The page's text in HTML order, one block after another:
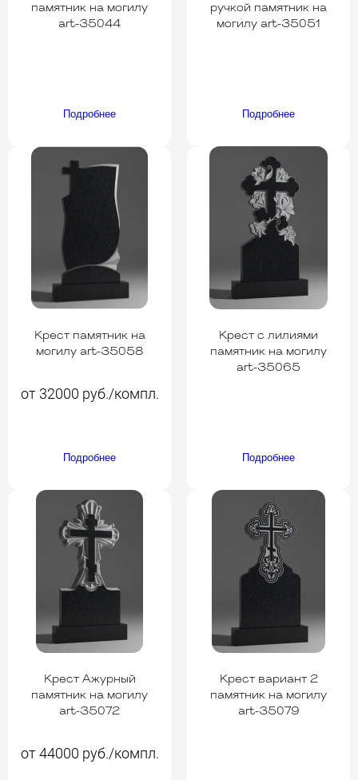
памятник на могилу
art-35044
Подробнее
ручкой памятник на
могилу art-35051
Подробнее
Крест памятник на
могилу art-35058
от 32000 руб./компл.
Подробнее
Крест c лилиями
памятник на могилу
art-35065
Подробнее
Крест Ажурный
памятник на могилу
art-35072
от 44000 руб./компл.
Крест вариант 2
памятник на могилу
art-35079